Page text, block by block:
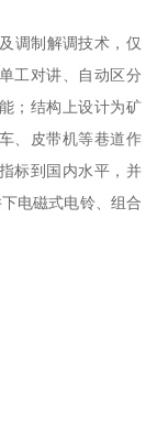
调制解调技术，仅
工对讲、自动区分
；结构上设计为矿
、皮带机等巷道作
标到国内水平，并
电磁式电铃、组合